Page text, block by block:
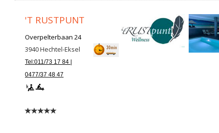
'T RUSTPUNT
Overpelterbaan 24
3940Hechtel-Eksel
Tel:011/73 17 84 |
0477/37 48 47